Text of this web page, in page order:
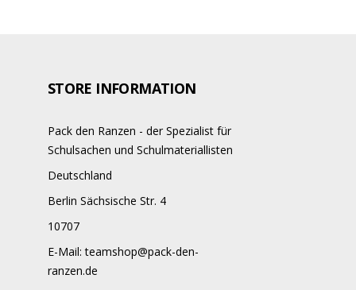
STORE INFORMATION
Pack den Ranzen - der Spezialist für
Schulsachen und Schulmateriallisten
Deutschland
Berlin Sächsische Str. 4
10707
E-Mail: teamshop@pack-den-
ranzen.de